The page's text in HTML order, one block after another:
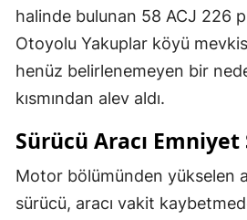
halinde bulunan 58 ACJ 226
Otoyolu Yakuplar köyü
henüz belirlenemeyen bir
kısmından alev aldı.
Sürücü Aracı
Motor bölümünden yükselen
sürücü, aracı vakit